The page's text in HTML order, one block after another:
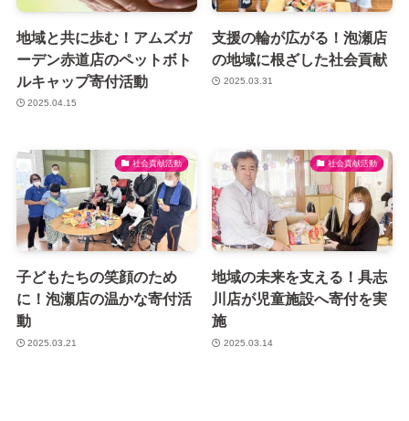
地域と共に歩む！アムズガ
ーデン赤道店のペットボト
ルキャップ寄付活動
2025.04.15
支援の輪が広がる！泡瀬店
の地域に根ざした社会貢献
2025.03.31
社会貢献活動
子どもたちの笑顔のため
に！泡瀬店の温かな寄付活
動
2025.03.21
社会貢献活動
地域の未来を支える！具志
川店が児童施設へ寄付を実
施
2025.03.14